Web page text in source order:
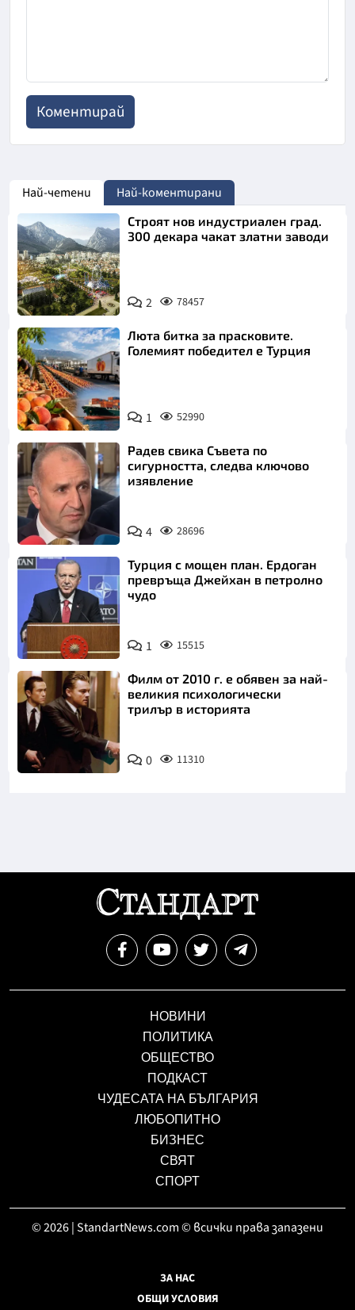
Най-четени Най-коментирани
Строят нов индустриален град.
300 декара чакат златни заводи
2 78457
Люта битка за прасковите.
Големият победител е Турция
1 52990
Радев свика Съвета по
сигурността, следва ключово
изявление
4 28696
Турция с мощен план. Ердоган
превръща Джейхан в петролно
чудо
1 15515
Филм от 2010 г. е обявен за най-
великия психологически
трилър в историята
0 11310
НОВИНИ
ПОЛИТИКА
ОБЩЕСТВО
ПОДКАСТ
ЧУДЕСАТА НА БЪЛГАРИЯ
ЛЮБОПИТНО
БИЗНЕС
СВЯТ
СПОРТ
© 2026 | StandartNews.com © всички права запазени
ЗА НАС
ОБЩИ УСЛОВИЯ